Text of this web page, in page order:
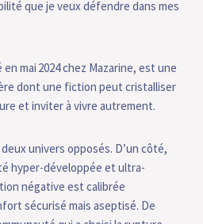
que je veux défendre dans mes
mai 2024 chez Mazarine, est une
dont une fiction peut cristalliser
et inviter à vivre autrement.
univers opposés. D’un côté,
hyper-développée et ultra-
négative est calibrée
sécurisé mais aseptisé. De